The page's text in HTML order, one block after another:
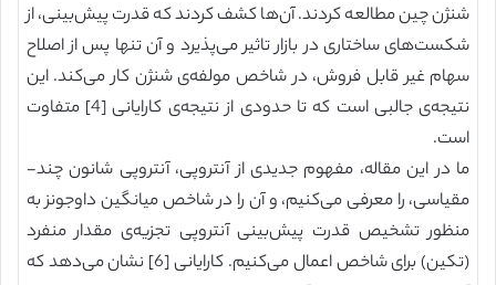
شنژن چین مطالعه کردند. آن‌ها کشف کردند که قدرت پیش‌بینی، از
شکست‌های ساختاری در بازار تاثیر می‌پذیرد و آن تنها پس از اصلاح
سهام غیر قابل فروش، در شاخص مولفه‌ی شنژن کار می‌کند. این
نتیجه‌ی جالبی است که تا حدودی از نتیجه‌ی کارایانی [4] متفاوت
است.
ما در این مقاله، مفهوم جدیدی از آنتروپی، آنتروپی شانون چند-
مقیاسی، را معرفی می‌کنیم، و آن را در شاخص میانگین داوجونز به
منظور تشخیص قدرت پیش‌بینی آنتروپی تجزیه‌ی مقدار منفرد
(تکین) برای شاخص اعمال می‌کنیم. کارایانی [6] نشان می‌دهد که